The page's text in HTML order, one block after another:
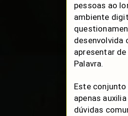
pessoas ao
ambiente
desenvolvida
apresentar
Palavra.
Este
apenas
dúvidas